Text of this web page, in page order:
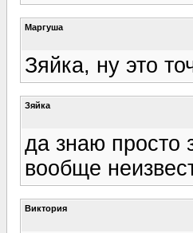
Маргуша
Зяйка, ну это
Зяйка
да знаю просто
вообще
Виктория